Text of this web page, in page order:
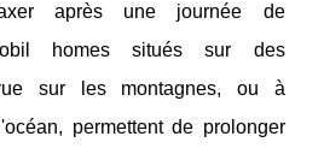
après une journée de
homes situés sur des
sur les montagnes, ou à
permettent de prolonger